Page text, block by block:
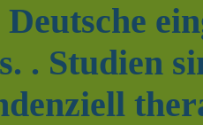
. Studien